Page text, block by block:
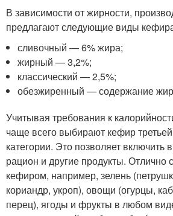
В зависимости от жирности,
предлагают следующие виды
сливочный — 6% жира;
жирный — 3,2%;
классический — 2,5%;
обезжиренный — содержание
Учитывая требования к
чаще всего выбирают кефир
категории. Это позволяет включить
рацион и другие продукты. Отлично
кефиром, например, зелень
кориандр, укроп), овощи (огурцы,
перец), ягоды и фрукты в любом